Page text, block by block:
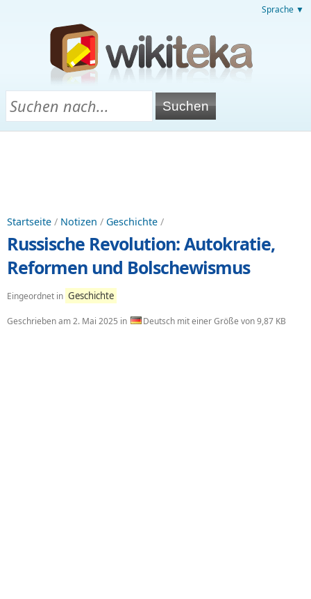
Sprache ▼
Startseite / Notizen / Geschichte /
Russische Revolution: Autokratie,
Reformen und Bolschewismus
Eingeordnet in Geschichte
Geschrieben am2. Mai 2025 in Deutsch mit einer Größe von 9,87 KB